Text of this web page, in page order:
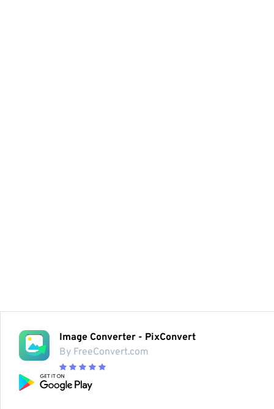
Image Converter - PixConvert
By FreeConvert.com